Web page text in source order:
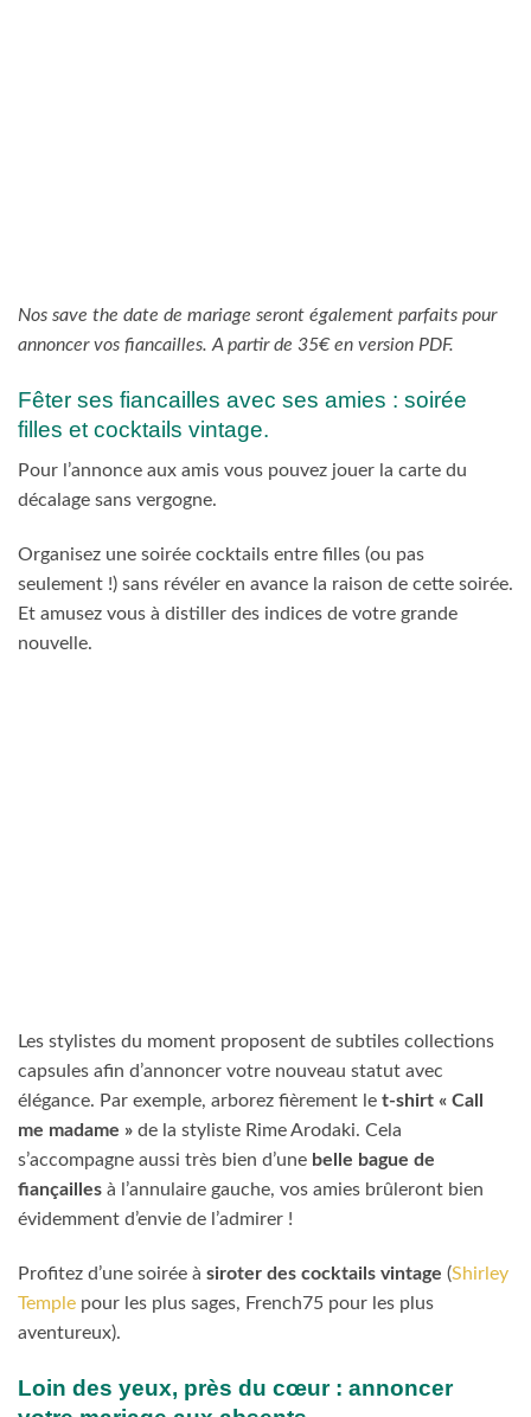
Nos save the date de mariage seront également parfaits pour
annoncer vos fiancailles. A partir de 35€ en version PDF.
Fêter ses fiancailles avec ses amies : soirée
filles et cocktails vintage.
Pour l’annonce aux amis vous pouvez jouer la carte du
décalage sans vergogne.
Organisez une soirée cocktails entre filles (ou pas
seulement !) sans révéler en avance la raison de cette soirée.
Et amusez vous à distiller des indices de votre grande
nouvelle.
Les stylistes du moment proposent de subtiles collections
capsules afin d’annoncer votre nouveau statut avec
élégance. Par exemple, arborez fièrement le t-shirt « Call
me madame » de la styliste Rime Arodaki. Cela
s’accompagne aussi très bien d’une belle bague de
fiançailles à l’annulaire gauche, vos amies brûleront bien
évidemment d’envie de l’admirer !
Profitez d’une soirée à siroter des cocktails vintage (Shirley
Temple pour les plus sages, French75 pour les plus
aventureux).
Loin des yeux, près du cœur : annoncer